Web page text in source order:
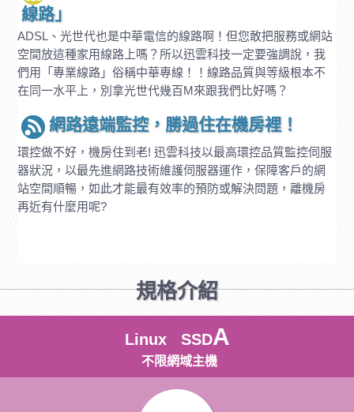
線路」
ADSL、光世代也是中華電信的線路啊！但您敢把服務或網站
空間放這種家用線路上嗎？所以迅雲科技一定要強調說，我
們用「專業線路」俗稱中華專線！！線路品質與等級根本不
在同一水平上，別拿光世代幾百M來跟我們比好嗎？
網路遠端監控，勝過住在機房裡！
環控做不好，機房住到老! 迅雲科技以最高環控品質監控伺服
器狀況，以最先進網路技術維護伺服器運作，保障客戶的網
站空間順暢，如此才能最有效率的預防或解決問題，離機房
再近有什麼用呢?
規格介紹
Linux SSDA
不限網域主機